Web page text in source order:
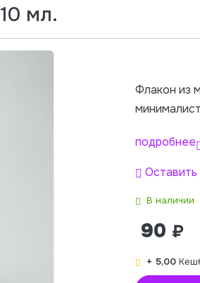
мл.
Флакон из
подробнее
Оставить
В наличии
90 ₽
+ 5,00